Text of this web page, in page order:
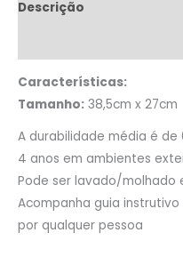
Descrição
Características:
Tamanho: 38,5cm x 27cm
A durabilidade média é
4 anos em ambientes
Pode ser lavado/molhado
Acompanha guia
por qualquer pessoa